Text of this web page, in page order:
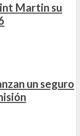
Martin su
un seguro